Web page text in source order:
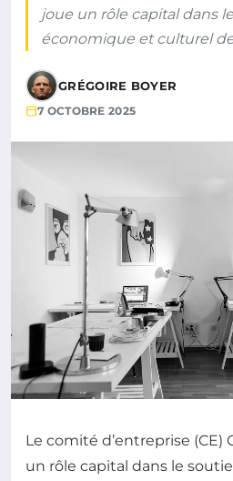
joue un rôle capital dans
économique et culturel
GRÉGOIRE BOYER
7 OCTOBRE 2025
Le comité d’entreprise (CE)
un rôle capital dans le